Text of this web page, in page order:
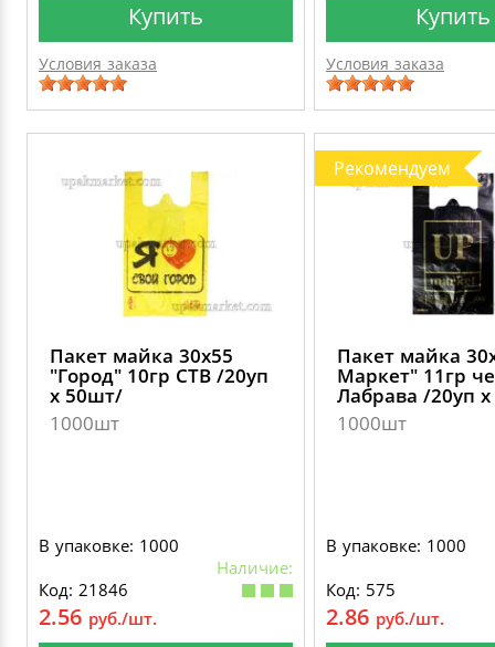
Купить
Условия заказа
Купить
Условия заказа
Пакет майка 30х55
"Город" 10гр СТВ /20уп
х 50шт/
1000шт
В упаковке: 1000
Наличие:
Код: 21846
2.56 руб./шт.
Рекомендуем
Пакет майка
Маркет" 11гр
Лабрава /20уп
1000шт
В упаковке: 1000
Код: 575
2.86 руб./шт.